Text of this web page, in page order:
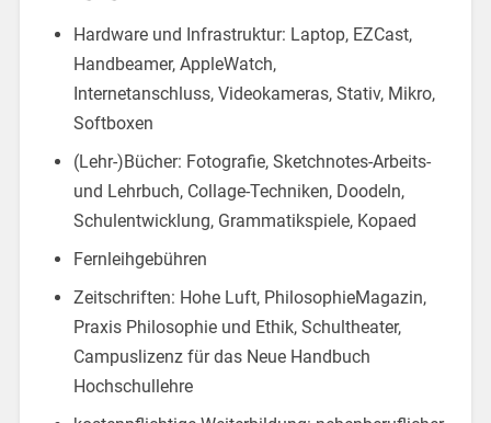
Hardware und Infrastruktur: Laptop, EZCast,
Handbeamer, AppleWatch,
Internetanschluss, Videokameras, Stativ, Mikro,
Softboxen
(Lehr-)Bücher: Fotografie, Sketchnotes-Arbeits-
und Lehrbuch, Collage-Techniken, Doodeln,
Schulentwicklung, Grammatikspiele, Kopaed
Fernleihgebühren
Zeitschriften: Hohe Luft, PhilosophieMagazin,
Praxis Philosophie und Ethik, Schultheater,
Campuslizenz für das Neue Handbuch
Hochschullehre